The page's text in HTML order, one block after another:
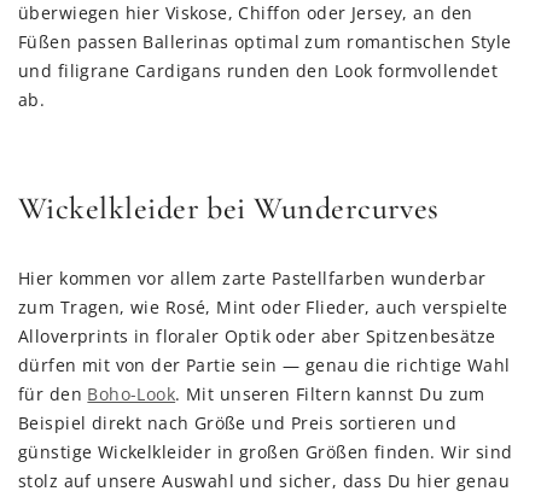
überwiegen hier Viskose, Chiffon oder Jersey, an den
Füßen passen Ballerinas optimal zum romantischen Style
und filigrane Cardigans runden den Look formvollendet
ab.
Wickelkleider bei Wundercurves
Hier kommen vor allem zarte Pastellfarben wunderbar
zum Tragen, wie Rosé, Mint oder Flieder, auch verspielte
Alloverprints in floraler Optik oder aber Spitzenbesätze
dürfen mit von der Partie sein — genau die richtige Wahl
für den Boho-Look. Mit unseren Filtern kannst Du zum
Beispiel direkt nach Größe und Preis sortieren und
günstige Wickelkleider in großen Größen finden. Wir sind
stolz auf unsere Auswahl und sicher, dass Du hier genau